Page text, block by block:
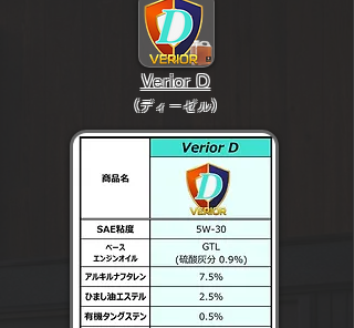
Verior D
(ディーゼル)